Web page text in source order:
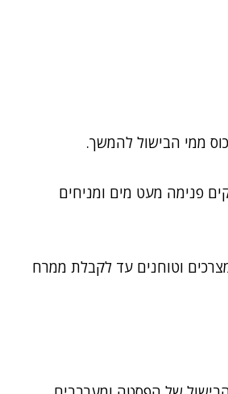
ממי הבישול להמשך.
פנימה מעט מים ומניחים
וטוחנים עד לקבלת ממרח